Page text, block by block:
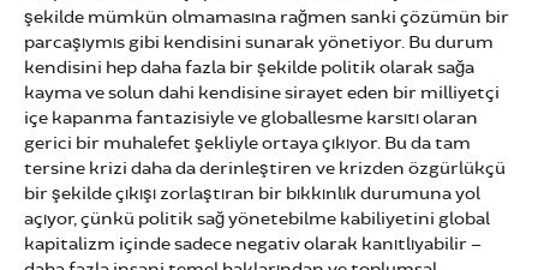
şekilde mümkün olmamasına rağmen sanki çözümün bir
parcaşıymıs gibi kendisini sunarak yönetiyor. Bu durum
kendisini hep daha fazla bir şekilde politik olarak sağa
kayma ve solun dahi kendisine sirayet eden bir milliyetçi
içe kapanma fantazisiyle ve globallesme karsıtı olaran
gerici bir muhalefet şekliyle ortaya çıkıyor. Bu da tam
tersine krizi daha da derinleştiren ve krizden özgürlükçü
bir şekilde çıkışı zorlaştıran bir bıkkınlık durumuna yol
açıyor, çünkü politik sağ yönetebilme kabiliyetini global
kapitalizm içinde sadece negativ olarak kanıtlıyabilir –